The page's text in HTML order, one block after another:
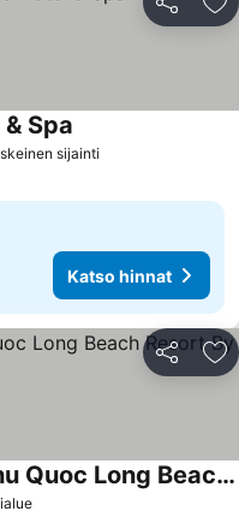
Jaa
sijainti
Spa
Katso hinnat
Jaa
Katso hinnat
Intercontinental Hotels Phu Quoc Long Beach Resort By Ihg